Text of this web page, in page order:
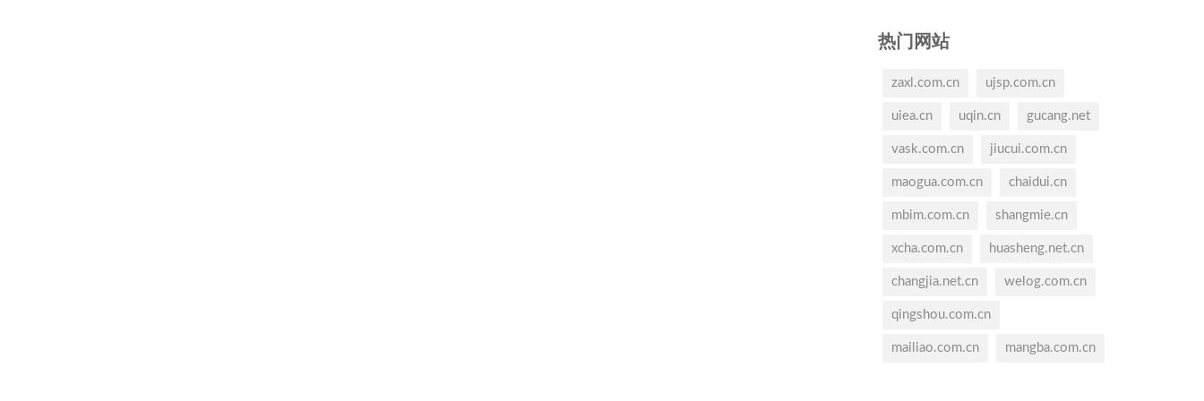
热门网站
zaxl.com.cn ujsp.com.cn
uiea.cn uqin.cn gucang.net
vask.com.cn jiucui.com.cn
maogua.com.cn chaidui.cn
mbim.com.cn shangmie.cn
xcha.com.cn huasheng.net.cn
changjia.net.cn welog.com.cn
qingshou.com.cn
mailiao.com.cn mangba.com.cn